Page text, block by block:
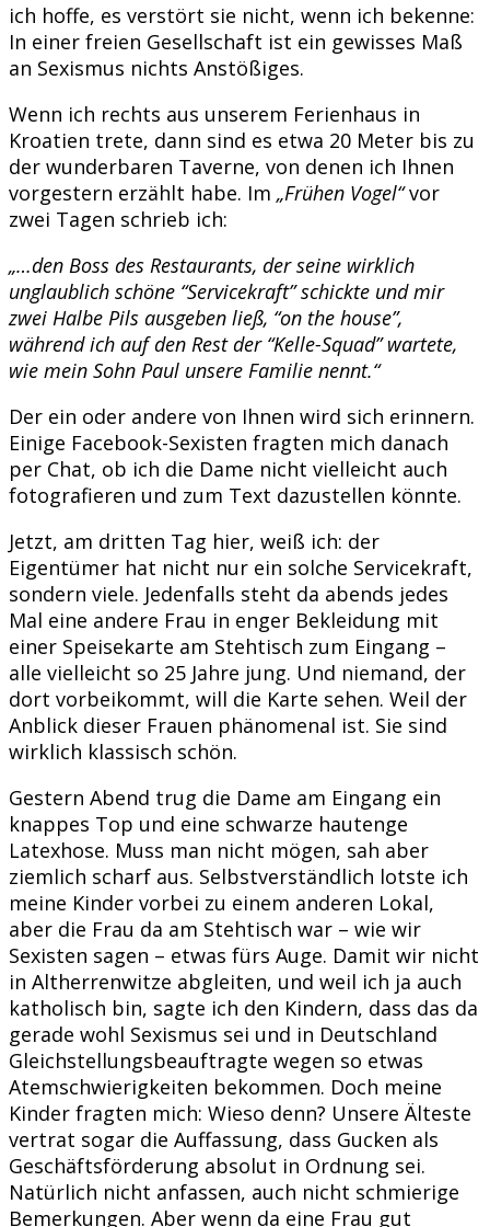
ich hoffe, es verstört sie nicht, wenn ich bekenne:
In einer freien Gesellschaft ist ein gewisses Maß
an Sexismus nichts Anstößiges.
Wenn ich rechts aus unserem Ferienhaus in
Kroatien trete, dann sind es etwa 20 Meter bis zu
der wunderbaren Taverne, von denen ich Ihnen
vorgestern erzählt habe. Im „Frühen Vogel“vor
zwei Tagen schrieb ich:
„…den Boss des Restaurants, der seine wirklich
unglaublich schöne “Servicekraft” schickte und mir
zwei Halbe Pils ausgeben ließ, “on the house”,
während ich auf den Rest der “Kelle-Squad” wartete,
wie mein Sohn Paul unsere Familie nennt.“
Der ein oder andere von Ihnen wird sich erinnern.
Einige Facebook-Sexisten fragten mich danach
per Chat, ob ich die Dame nicht vielleicht auch
fotografieren und zum Text dazustellen könnte.
Jetzt, am dritten Tag hier, weiß ich: der
Eigentümer hat nicht nur ein solche Servicekraft,
sondern viele. Jedenfalls steht da abends jedes
Mal eine andere Frau in enger Bekleidung mit
einer Speisekarte am Stehtisch zum Eingang –
alle vielleicht so 25 Jahre jung. Und niemand, der
dort vorbeikommt, will die Karte sehen. Weil der
Anblick dieser Frauen phänomenal ist. Sie sind
wirklich klassisch schön.
Gestern Abend trug die Dame am Eingang ein
knappes Top und eine schwarze hautenge
Latexhose. Muss man nicht mögen, sah aber
ziemlich scharf aus. Selbstverständlich lotste ich
meine Kinder vorbei zu einem anderen Lokal,
aber die Frau da am Stehtisch war – wie wir
Sexisten sagen – etwas fürs Auge. Damit wir nicht
in Altherrenwitze abgleiten, und weil ich ja auch
katholisch bin, sagte ich den Kindern, dass das da
gerade wohl Sexismus sei und in Deutschland
Gleichstellungsbeauftragte wegen so etwas
Atemschwierigkeiten bekommen. Doch meine
Kinder fragten mich: Wieso denn? Unsere Älteste
vertrat sogar die Auffassung, dass Gucken als
Geschäftsförderung absolut in Ordnung sei.
Natürlich nicht anfassen, auch nicht schmierige
Bemerkungen. Aber wenn da eine Frau gut